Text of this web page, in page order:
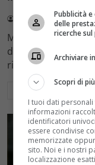
Redazione Velvet 4
Mediaset sceglie di
della Fortuna
rinviando a
Leggi di più
Pubblicità
delle
ricerche
Archiviare
Scopri di più
I tuoi dati
informazioni
identificatori
essere condivise
memorizzate
sito. Noi e i nostri
localizzazione